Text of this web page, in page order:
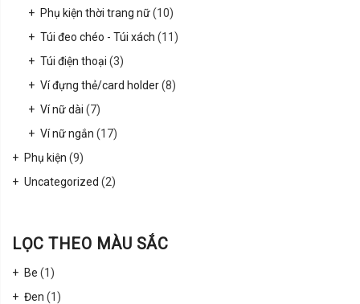
Phụ kiện thời trang nữ(10)
Túi đeo chéo - Túi xách (11)
Túi điện thoại (3)
Ví đựng thẻ/card holder(8)
Ví nữ dài (7)
Ví nữ ngắn (17)
Phụ kiện (9)
Uncategorized (2)
LỌC THEO MÀU SẮC
Be (1)
Đen (1)